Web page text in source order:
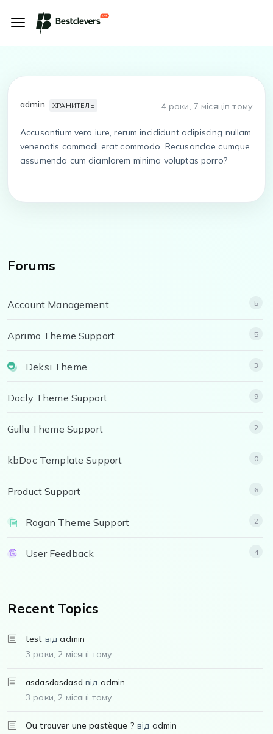
admin ХРАНИТЕЛЬ 4 роки, 7 місяців тому
Accusantium vero iure, rerum incididunt adipiscing nullam
venenatis commodi erat commodo. Recusandae cumque
assumenda cum diamlorem minima voluptas porro?
Forums
Account Management 5
Aprimo Theme Support 5
Deksi Theme 3
Docly Theme Support 9
Gullu Theme Support 2
kbDoc Template Support 0
Product Support 6
Rogan Theme Support 2
User Feedback 4
Recent Topics
test відadmin
3 роки, 2 місяці тому
asdasdasdasd від admin
3 роки, 2 місяці тому
Ou trouver une pastèque ? від admin